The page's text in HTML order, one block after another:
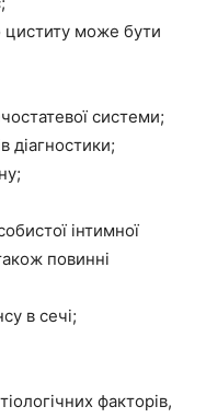
циститу може бути
системи;
діагностики;
інтимної
повинні
в сечі;
факторів,